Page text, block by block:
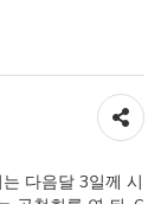
공유하기
다음달 3일께 시